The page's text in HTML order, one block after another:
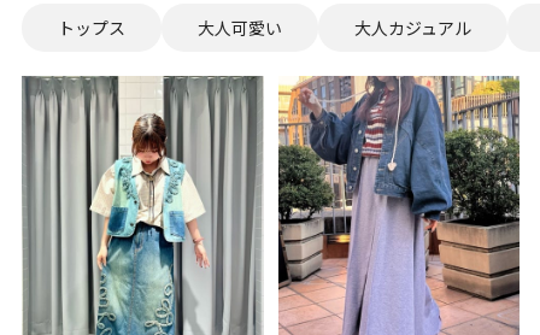
トップス 大人可愛い 大人カジュアル